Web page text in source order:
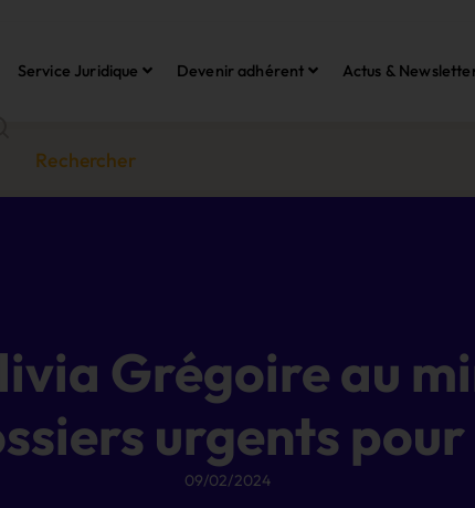
Service Juridique Devenir adhérent Actus &
Grégoire au
urgents pour
09/02/2024